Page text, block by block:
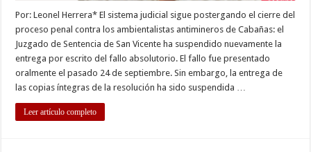
Por: Leonel Herrera* El sistema judicial sigue postergando el cierre del
proceso penal contra los ambientalistas antimineros de Cabañas: el
Juzgado de Sentencia de San Vicente ha suspendido nuevamente la
entrega por escrito del fallo absolutorio. El fallo fue presentado
oralmente el pasado 24 de septiembre. Sin embargo, la entrega de
las copias íntegras de la resolución ha sido suspendida …
Leer artículo completo